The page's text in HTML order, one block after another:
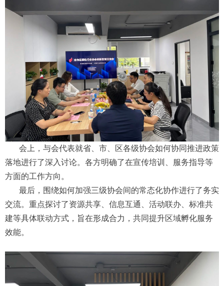
会上，与会代表就省、市、区各级协会如何协同推进政策
落地进行了深入讨论。各方明确了在宣传培训、服务指导等
方面的工作方向。
最后，围绕如何加强三级协会间的常态化协作进行了务实
交流。重点探讨了资源共享、信息互通、活动联办、标准共
建等具体联动方式，旨在形成合力，共同提升区域孵化服务
效能。